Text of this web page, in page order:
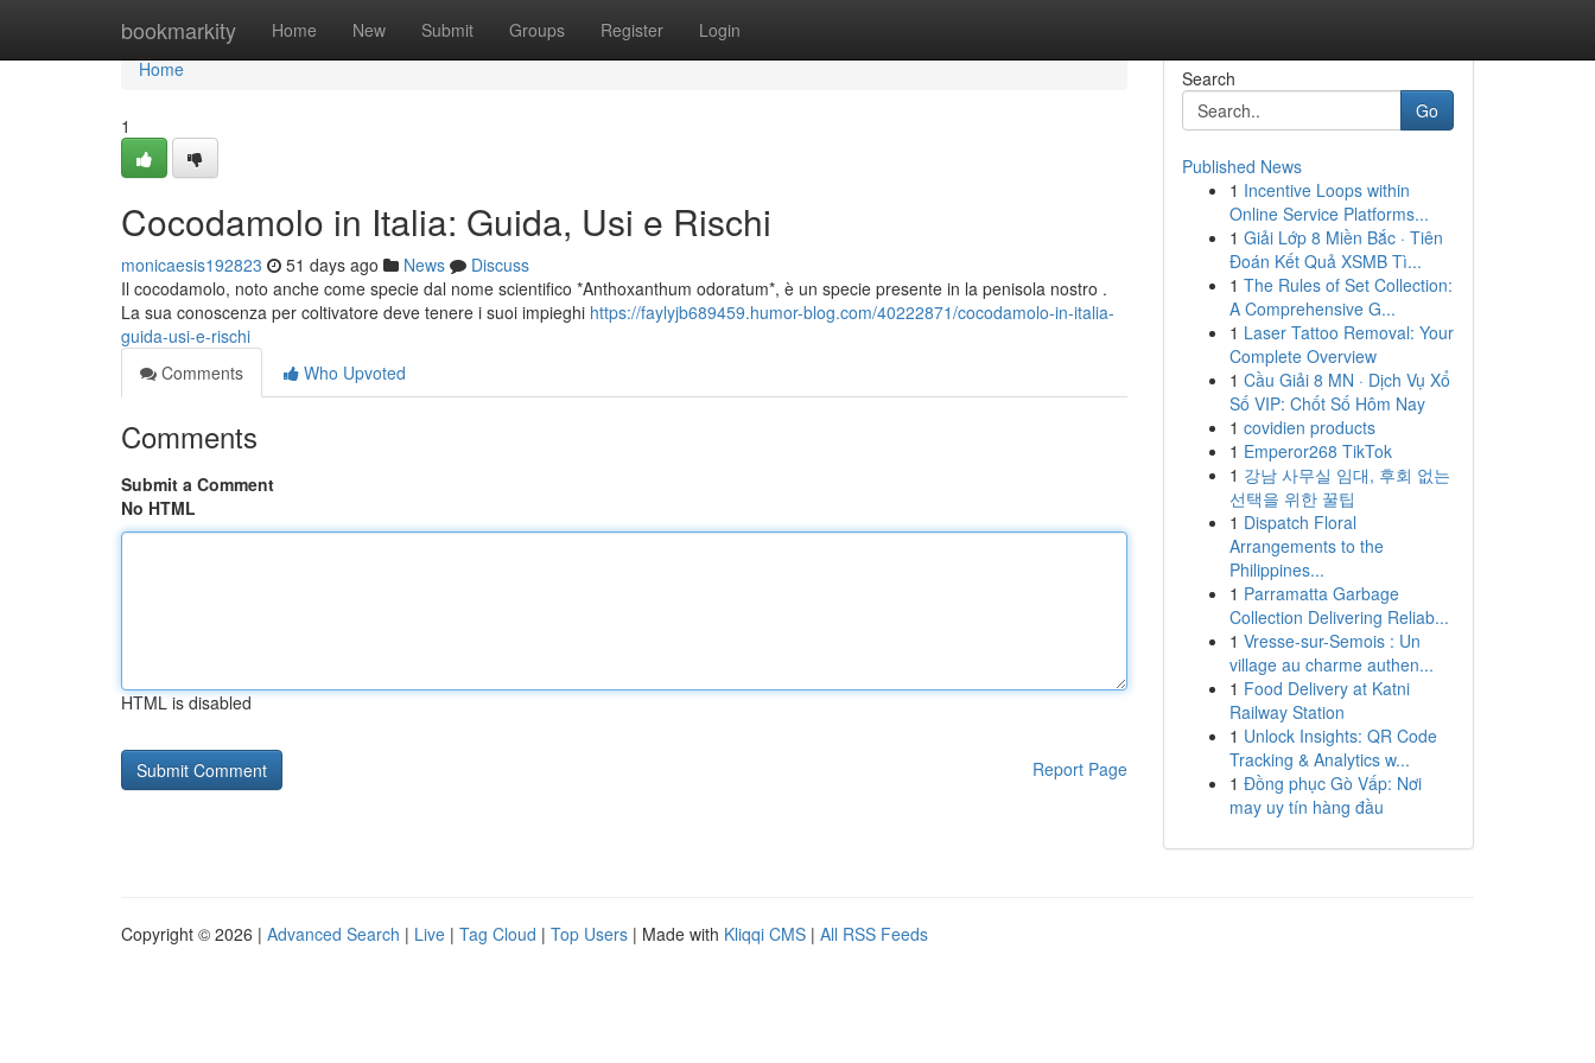
bookmarkity Home New Submit Groups Register Login
Home
Home
1
Cocodamolo in Italia: Guida, Usi e Rischi
monicaesis192823 51 days ago News
Discuss
Il cocodamolo, noto anche come specie dal nome scientifico *Anthoxanthum odoratum*, è un specie presente in la penisola nostro .
La sua conoscenza per coltivatore deve tenere i suoi impieghi https://faylyjb689459.humor-blog.com/40222871/cocodamolo-in-italia-
guida-usi-e-rischi
Comments
Who Upvoted
Comments
Submit a Comment
No HTML
HTML is disabled
Report Page
Search
Go
Published News
1 Incentive Loops within
Online Service Platforms...
1 Giải Lớp 8 Miền Bắc · Tiên
Đoán Kết Quả XSMB Tì...
1 The Rules of Set Collection:
A Comprehensive G...
1 Laser Tattoo Removal: Your
Complete Overview
1 Cầu Giải 8 MN · Dịch Vụ Xổ
Số VIP: Chốt Số Hôm Nay
1 covidien products
1 Emperor268 TikTok
1 강남 사무실 임대, 후회 없는
선택을 위한 꿀팁
1 Dispatch Floral
Arrangements to the
Philippines...
1 Parramatta Garbage
Collection Delivering Reliab...
1 Vresse-sur-Semois : Un
village au charme authen...
1 Food Delivery at Katni
Railway Station
1 Unlock Insights: QR Code
Tracking & Analytics w...
1 Đồng phục Gò Vấp: Nơi
may uy tín hàng đầu
Copyright © 2026 | Advanced Search | Live | Tag Cloud | Top Users | Made with Kliqqi CMS | All RSS Feeds